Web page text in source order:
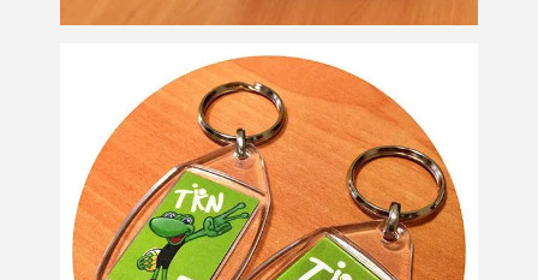
Llaveros
personalizados